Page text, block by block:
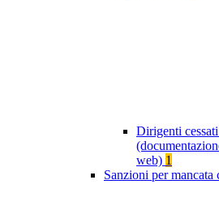
Dirigenti
web) 1
Sanzioni per